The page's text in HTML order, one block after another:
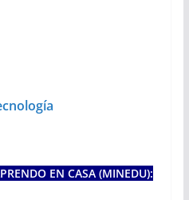
EN CASA (MINEDU):